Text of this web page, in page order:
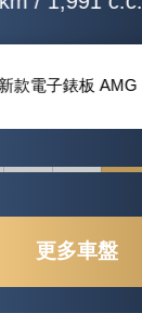
更多車盤